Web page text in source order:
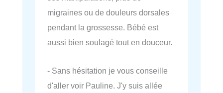
migraines ou de douleurs dorsales
pendant la grossesse. Bébé est
aussi bien soulagé tout en douceur.
- Sans hésitation je vous conseille
d'aller voir Pauline. J'y suis allée